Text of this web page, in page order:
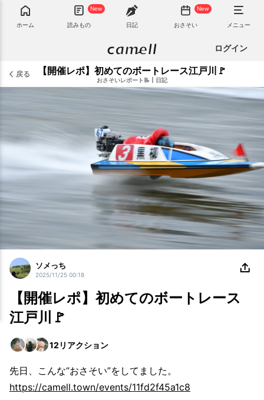
ホーム
New
読みもの 日記
New
おさそい メニュー
ログイン
戻る 【開催レポ】初めてのボートレース江戸川🚩
おさそいレポート📝 日記
ソメっち
2025/11/25 00:18
【開催レポ】初めてのボートレース
江戸川🚩
12 リアクション
先日、こんな“おさそい”をしてました。
https://camell.town/events/11fd2f45a1c8